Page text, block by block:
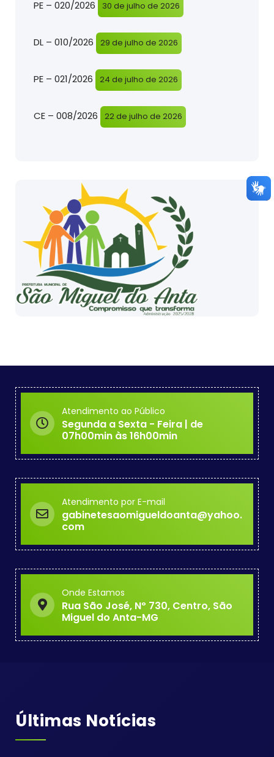
PE – 020/2026 30 de julho de 2026
DL – 010/2026 29 de julho de 2026
PE – 021/2026 24 de julho de 2026
CE – 008/2026 22 de julho de 2026
Atendimento ao Público
Segunda a Sexta - Feira | de
07h00min às 16h00min
Atendimento por E-mail
gabinetesaomigueldoanta@yahoo.
com
Onde Estamos
Rua São José, Nº 730, Centro, São
Miguel do Anta-MG
Últimas Notícias